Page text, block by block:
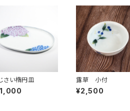
さい楕円皿 露草 小付
¥2,500